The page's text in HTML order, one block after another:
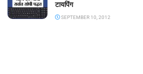
टायपिंग
SEPTEMBER 10, 2012